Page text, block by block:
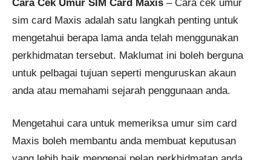
Cara Cek Umur SIM Card Maxis – Cara cek umur
sim card Maxis adalah satu langkah penting untuk
mengetahui berapa lama anda telah menggunakan
perkhidmatan tersebut. Maklumat ini boleh berguna
untuk pelbagai tujuan seperti menguruskan akaun
anda atau memahami sejarah penggunaan anda.
Mengetahui cara untuk memeriksa umur sim card
Maxis boleh membantu anda membuat keputusan